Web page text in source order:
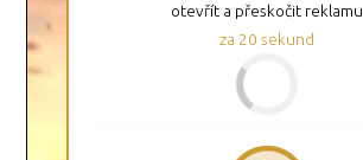
otevřít a přeskočit reklamu
za 20 sekund